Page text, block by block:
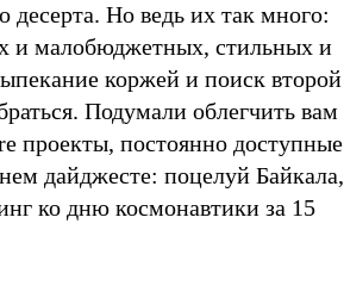
Но ведь их так много:
и малобюджетных, стильных и
коржей и поиск второй
Подумали облегчить вам
проекты, постоянно доступные
дайджесте: поцелуй Байкала,
ко дню космонавтики за 15